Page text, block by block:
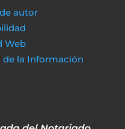
completarse sin
en
de un entorno
complicaciones. Al igual
seguras y rápidas, lo
autor
Web
de la Información